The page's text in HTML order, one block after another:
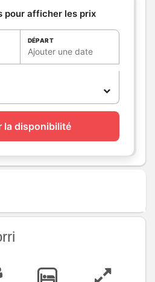
1
vélo ou VTT
pour afficher les prix
DÉPART
Ajouter une date
la disponibilité